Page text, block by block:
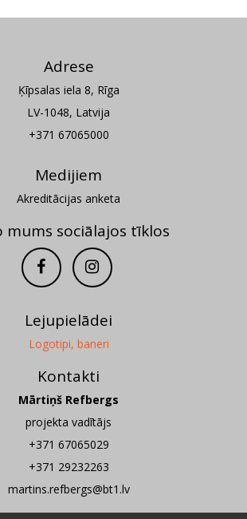
Adrese
Ķīpsalas iela 8, Rīga
LV-1048, Latvija
+371 67065000
Medijiem
Akreditācijas anketa
mums sociālajos tīklos
Lejupielādei
Logotipi, baneri
Kontakti
Mārtiņš Refbergs
projekta vadītājs
+371 67065029
+371 29232263
martins.refbergs@bt1.lv